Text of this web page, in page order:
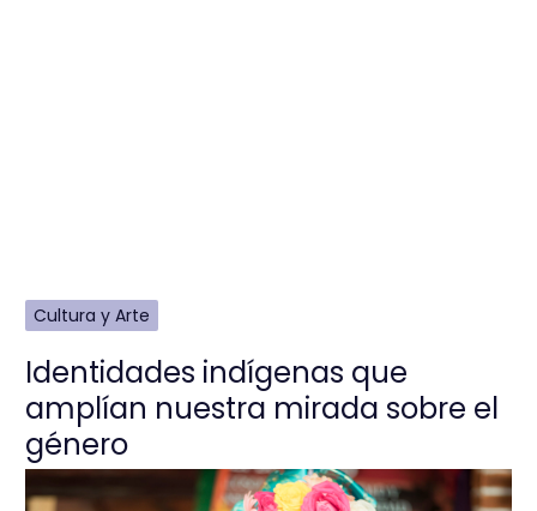
Cultura y Arte
Identidades indígenas que
amplían nuestra mirada sobre el
género